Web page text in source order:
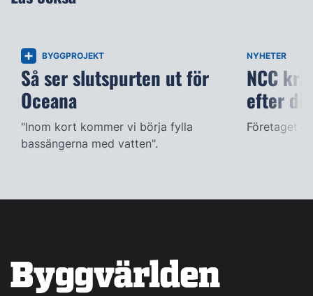
BYGGPROJEKT
Så ser slutspurten ut för
Oceana
"Inom kort kommer vi börja fylla
bassängerna med vatten".
NYHETER
NCC
efter
Företaget